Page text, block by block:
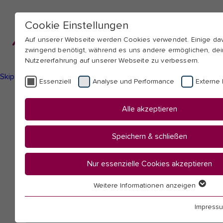
Skip to main navigation Skip to main content Skip to page footer
here:
Startseite
Mitarbeitendenübersicht
Cookie Einstellungen
Auf unserer Webseite werden Cookies verwendet. Einige
zwingend benötigt, während es uns andere ermöglichen,
Nutzererfahrung auf unserer Webseite zu verbessern.
Essenziell Analyse und Performance Externe
Alle akzeptieren
Speichern & schließen
Nur essenzielle Cookies akzeptieren
Essenzielle Cookies werden für grundlegende Funktionen
Weitere Informationen anzeigen